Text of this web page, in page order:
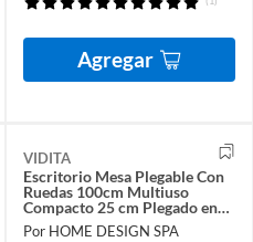
Agregar
VIDITA
Escritorio Mesa Plegable Con
Ruedas 100cm Multiuso
Compacto 25 cm Plegado en
10 Segundos
Por HOME DESIGN SPA